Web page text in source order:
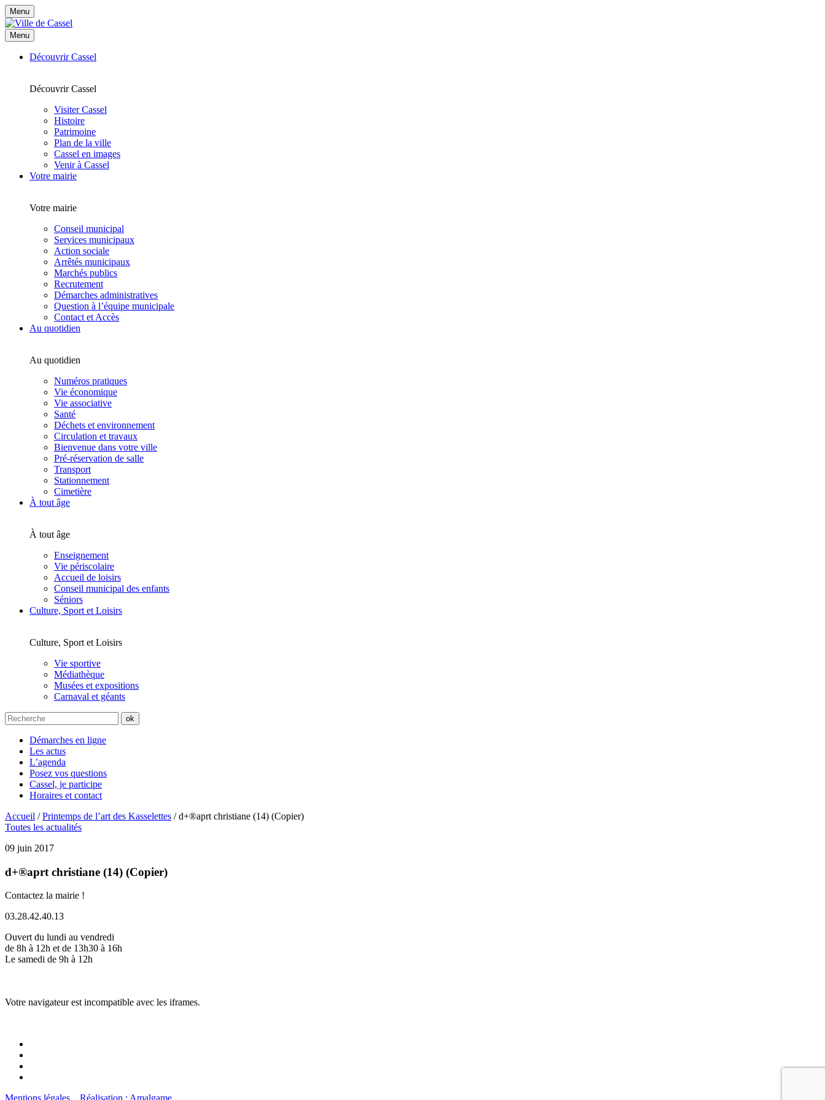
Menu
Menu
Découvrir Cassel
Découvrir Cassel
Visiter Cassel
Histoire
Patrimoine
Plan de la ville
Cassel en images
Venir à Cassel
Votre mairie
Votre mairie
Conseil municipal
Services municipaux
Action sociale
Arrêtés municipaux
Marchés publics
Recrutement
Démarches administratives
Question à l’équipe municipale
Contact et Accès
Au quotidien
Au quotidien
Numéros pratiques
Vie économique
Vie associative
Santé
Déchets et environnement
Circulation et travaux
Bienvenue dans votre ville
Pré-réservation de salle
Transport
Stationnement
Cimetière
À tout âge
À tout âge
Enseignement
Vie périscolaire
Accueil de loisirs
Conseil municipal des enfants
Séniors
Culture, Sport et Loisirs
Culture, Sport et Loisirs
Vie sportive
Médiathèque
Musées et expositions
Carnaval et géants
Démarches en ligne
Les actus
L’agenda
Posez vos questions
Cassel, je participe
Horaires et contact
Accueil /Printemps de l’art des Kasselettes /d+®aprt christiane (14) (Copier)
Toutes les actualités
09 juin 2017
d+®aprt christiane (14) (Copier)
Contactez la mairie !
03.28.42.40.13
Ouvert du lundi au vendredi
de 8h à 12h et de 13h30 à 16h
Le samedi de 9h à 12h
Votre navigateur est incompatible avec les iframes.